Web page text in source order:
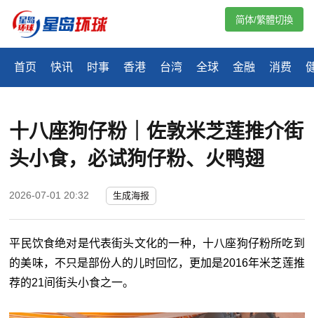
首页 快讯 时事 香港 台湾 全球 金融 消费
简体/繁體切換
十八座狗仔粉｜佐敦米芝莲推介街
头小食，必试狗仔粉、火鸭翅
2026-07-01 20:32 生成海报
平民饮食绝对是代表街头文化的一种，十八座狗仔粉所吃到
的美味，不只是部份人的儿时回忆，更加是2016年米芝莲推
荐的21间街头小食之一。